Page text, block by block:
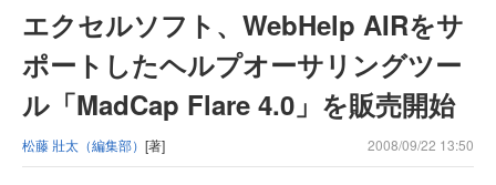
エクセルソフト、WebHelp AIRをサ
ポートしたヘルプオーサリングツー
ル「MadCap Flare 4.0」を販売開始
松藤 壯太（編集部） [著] 2008/09/22 13:50